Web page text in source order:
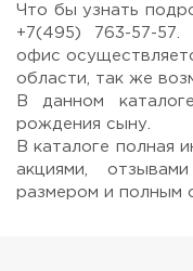
Что бы узнать
+7(495) 763-57-
офис
области, так же
В данном
рождения сыну.
В каталоге полная
акциями,
размером и полным